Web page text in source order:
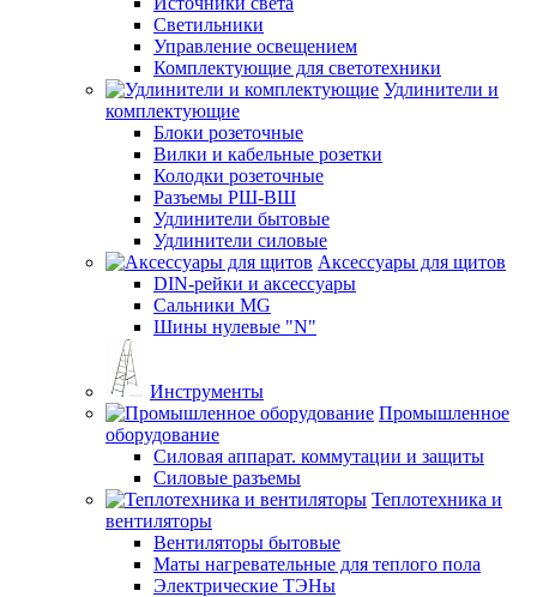
Светильники
Управление освещением
Комплектующие для светотехники
Удлинители и
комплектующие
Блоки розеточные
Вилки и кабельные розетки
Колодки розеточные
Разъемы РШ-ВШ
Удлинители бытовые
Удлинители силовые
Аксессуары для щитов
DIN-рейки и аксессуары
Сальники MG
Шины нулевые "N"
Инструменты
Промышленное
оборудование
Силовая аппарат. коммутации и защиты
Силовые разъемы
Теплотехника и
вентиляторы
Вентиляторы бытовые
Маты нагревательные для теплого пола
Электрические ТЭНы